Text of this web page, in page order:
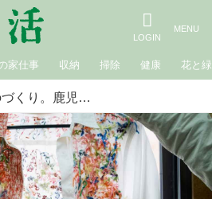
家仕事 収納 掃除 健康 花と緑
開かれたものづくり。鹿児島のしょうぶ学園を訪ねて｜工房編